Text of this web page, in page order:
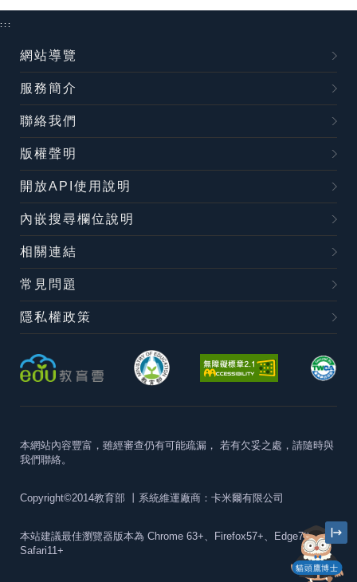
貓頭鷹博士
:::
網站導覽
服務簡介
聯絡我們
版權聲明
開放API使用說明
內嵌搜尋欄位說明
相關連結
常見問題
隱私權政策
本網站內容豐富，雖經審查仍有可能疏漏， 若有欠妥之處，請隨時與
我們聯絡。
Copyright©2014教育部 丨系統維運廠商：卡米爾有限公司
本站建議最佳瀏覽器版本為 Chrome 63+、Firefox57+、Edge79+及
Safari11+